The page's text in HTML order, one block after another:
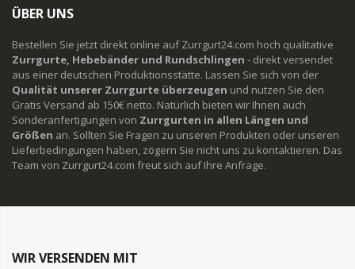
ÜBER UNS
Bestellen Sie jetzt direkt online auf Zurrgurt24.com hoch qualitative
Zurrgurte, Hebebänder und Rundschlingen - direkt versendet
aus einer deutschen Produktionsstätte. Lassen Sie sich von der
Qualität unserer Zurrgurte überzeugen und nutzen Sie den
Gratis Versand ab 150€ netto. Natürlich bieten wir Ihnen auch
Sonderanfertigungen von Zurrgurten in allen Längen und
Größen an. Sollten Sie Fragen zu unseren Produkten oder unseren
Lieferbedingungen haben, zögern Sie nicht uns zu kontaktieren. Das
Team von Zurrgurt24.com freut sich auf Ihre Anfrage.
WIR VERSENDEN MIT